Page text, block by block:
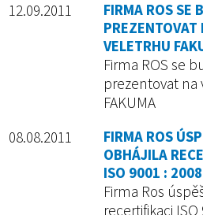
12.09.2011
FIRMA ROS SE
PREZENTOVAT
VELETRHU
Firma ROS se
prezentovat na
FAKUMA
08.08.2011
FIRMA ROS
OBHÁJILA
ISO 9001 : 2008
Firma Ros
recertifikaci ISO